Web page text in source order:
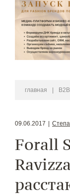
главная
09.06.2017
Forall